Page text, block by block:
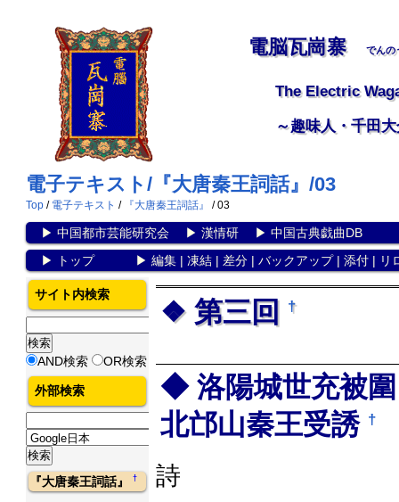
電脳瓦崗寨 でんの
The Electric
～趣味人・千田
電子テキスト/『大唐秦王詞話』/03
Top / 電子テキスト / 『大唐秦王詞話』 / 03
▶ 中国都市芸能研究会▶ 漢情研▶ 中国古典戯曲DB
▶
トップ▶ 編集| 凍結| 差分| バックアップ| 添付| リ
第三回 †
洛陽城世充被圍
北邙山秦王受誘 †
詩
サイト内検索
AND検索 OR検索
外部検索
『大唐秦王詞話』†